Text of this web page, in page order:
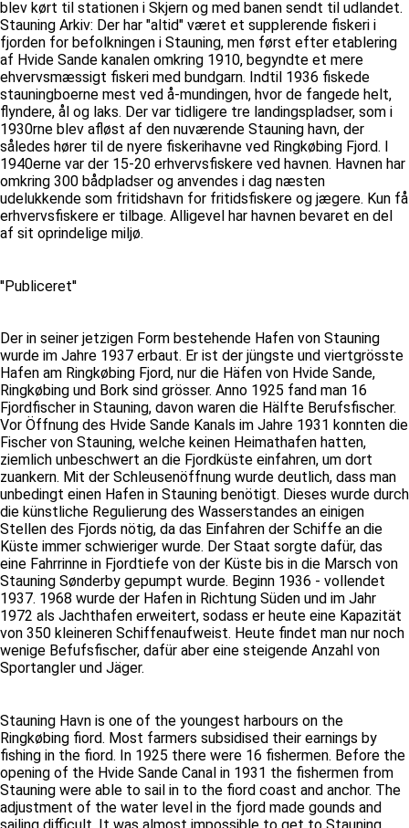
blev kørt til stationen i Skjern og med banen sendt til udlandet.
Stauning Arkiv: Der har "altid" været et supplerende fiskeri i
fjorden for befolkningen i Stauning, men først efter etablering
af Hvide Sande kanalen omkring 1910, begyndte et mere
ehvervsmæssigt fiskeri med bundgarn. Indtil 1936 fiskede
stauningboerne mest ved å-mundingen, hvor de fangede helt,
flyndere, ål og laks. Der var tidligere tre landingspladser, som i
1930rne blev afløst af den nuværende Stauning havn, der
således hører til de nyere fiskerihavne ved Ringkøbing Fjord. I
1940erne var der 15-20 erhvervsfiskere ved havnen. Havnen har
omkring 300 bådpladser og anvendes i dag næsten
udelukkende som fritidshavn for fritidsfiskere og jægere. Kun få
erhvervsfiskere er tilbage. Alligevel har havnen bevaret en del
af sit oprindelige miljø.
''Publiceret''
Der in seiner jetzigen Form bestehende Hafen von Stauning
wurde im Jahre 1937 erbaut. Er ist der jüngste und viertgrösste
Hafen am Ringkøbing Fjord, nur die Häfen von Hvide Sande,
Ringkøbing und Bork sind grösser. Anno 1925 fand man 16
Fjordfischer in Stauning, davon waren die Hälfte Berufsfischer.
Vor Öffnung des Hvide Sande Kanals im Jahre 1931 konnten die
Fischer von Stauning, welche keinen Heimathafen hatten,
ziemlich unbeschwert an die Fjordküste einfahren, um dort
zuankern. Mit der Schleusenöffnung wurde deutlich, dass man
unbedingt einen Hafen in Stauning benötigt. Dieses wurde durch
die künstliche Regulierung des Wasserstandes an einigen
Stellen des Fjords nötig, da das Einfahren der Schiffe an die
Küste immer schwieriger wurde. Der Staat sorgte dafür, das
eine Fahrrinne in Fjordtiefe von der Küste bis in die Marsch von
Stauning Sønderby gepumpt wurde. Beginn 1936 - vollendet
1937. 1968 wurde der Hafen in Richtung Süden und im Jahr
1972 als Jachthafen erweitert, sodass er heute eine Kapazität
von 350 kleineren Schiffenaufweist. Heute findet man nur noch
wenige Befufsfischer, dafür aber eine steigende Anzahl von
Sportangler und Jäger.
Stauning Havn is one of the youngest harbours on the
Ringkøbing fiord. Most farmers subsidised their earnings by
fishing in the fiord. In 1925 there were 16 fishermen. Before the
opening of the Hvide Sande Canal in 1931 the fishermen from
Stauning were able to sail in to the fiord coast and anchor. The
adjustment of the water level in the fjord made gounds and